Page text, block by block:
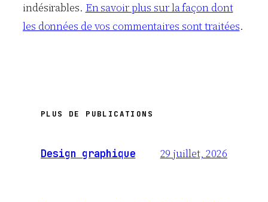
indésirables. En savoir plus sur la façon dont
les données de vos commentaires sont traitées.
PLUS DE PUBLICATIONS
Design graphique 29 juillet, 2026